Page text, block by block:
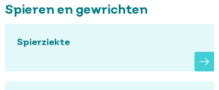
Spieren en gewrichten
Spierziekte